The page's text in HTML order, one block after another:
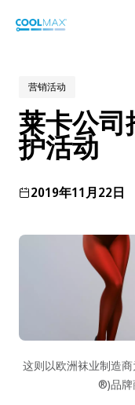
COOLMAX
®
PRO
营销活动
莱卡公司
护活动
2019年11月22日
这则以欧洲袜业制造
®)品牌